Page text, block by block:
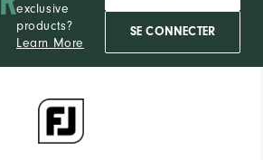
exclusive
products?
Learn More
SE CONNECTER